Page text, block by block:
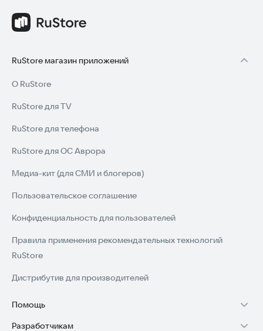
RuStore магазин приложений
О RuStore
RuStore для TV
RuStore для телефона
RuStore для ОС Аврора
Медиа-кит (для СМИ и блогеров)
Пользовательское соглашение
Конфиденциальность для пользователей
Правила применения рекомендательных технологий
RuStore
Дистрибутив для производителей
Помощь
Установка RuStore на TV
Разработчикам